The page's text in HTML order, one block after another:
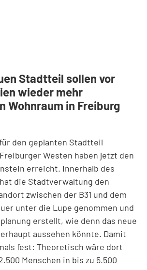
Stadtteil sollen vor
wieder mehr
Wohnraum in Freiburg
den geplanten Stadtteil
Westen haben jetzt den
erreicht. Innerhalb des
die Stadtverwaltung den
zwischen der B31 und dem
unter die Lupe genommen und
erstellt, wie denn das neue
aussehen könnte. Damit
fest: Theoretisch wäre dort
Menschen in bis zu 5.500